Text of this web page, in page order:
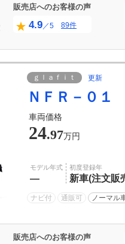
販売店へのお客様の声
4.9／5 89件
ｇｌａｆｉｔ 更新
ＮＦＲ－０
車両価格
24.97万円
モデル年式
―
初度登録年
新車(注文販
ナビ付 通販可 ノーマル
販売店へのお客様の声